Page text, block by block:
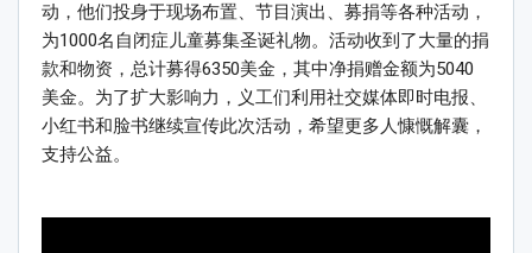
动，他们投身于现场布置、节目演出、募捐等各种活动，
为1000名自闭症儿童募集圣诞礼物。活动收到了大量的捐
款和物资，总计募得6350美金，其中净捐赠金额为5040
美金。为了扩大影响力，义工们利用社交媒体即时电报、
小红书和脸书继续宣传此次活动，希望更多人慷慨解囊，
支持公益。